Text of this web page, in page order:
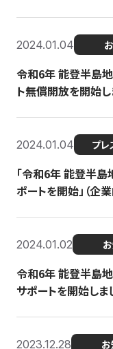
2024.01.04
令和6年 能登半島
ト無償開放を開始し
2024.01.04 プレ
「令和6年 能登半
ポートを開始」（企業
2024.01.02
令和6年 能登半島
サポートを開始しま
2023.12.28